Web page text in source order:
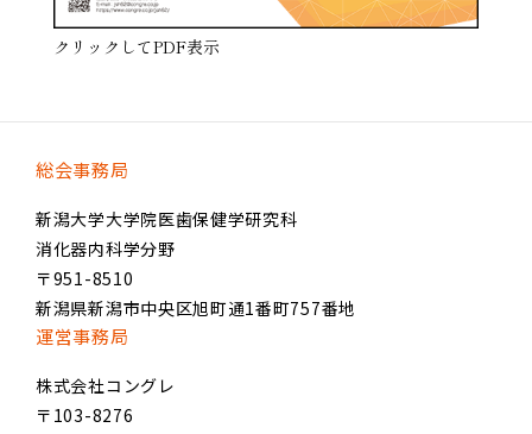
クリックしてPDF表示
総会事務局
新潟大学大学院医歯保健学研究科
消化器内科学分野
〒951-8510
新潟県新潟市中央区旭町通1番町757番地
運営事務局
株式会社コングレ
〒103-8276